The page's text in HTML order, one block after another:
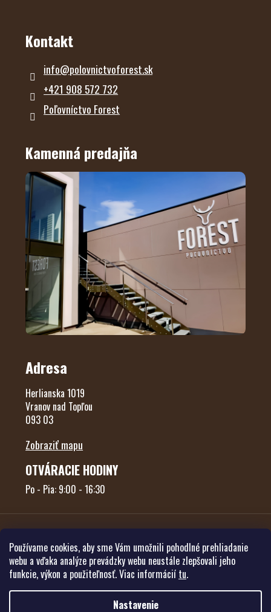
Používame cookies, aby sme Vám umožnili pohodlné prehliadanie
webu a vďaka analýze prevádzky webu neustále zlepšovali jeho
funkcie, výkon a použiteľnosť. Viac informácií tu.
Nastavenie
Kontakt
info@polovnictvoforest.sk
+421 908 572 732
Poľovníctvo Forest
Kamenná predajňa
Adresa
Herlianska 1019
Vranov nad Topľou
093 03
Zobraziť mapu
OTVÁRACIE HODINY
Po - Pia: 9:00 - 16:30